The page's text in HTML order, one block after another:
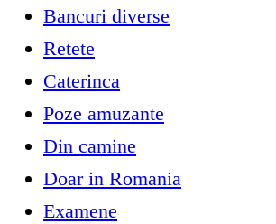
Bancuri diverse
Retete
Caterinca
Poze amuzante
Din camine
Doar in Romania
Examene